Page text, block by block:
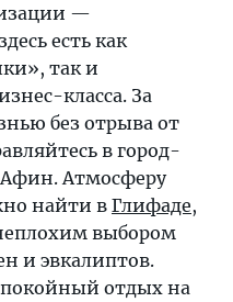
—
есть как
так и
класса. За
без отрыва от
в город-
Афин. Атмосферу
найти вГлифаде,
выбором
и эвкалиптов.
отдых на